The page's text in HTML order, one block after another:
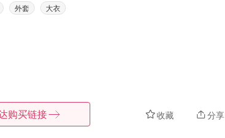
外套 大衣
收藏 分享
购买链接